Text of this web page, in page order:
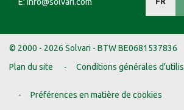
© 2000 - 2026 Solvari - BTW BE0681537836
Plan du site
Conditions générales
Préférences en matière de cookies